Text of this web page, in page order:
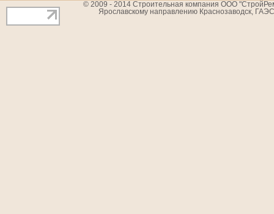
© 2009 - 2014 Строительная компания ООО
Ярославскому направлению Краснозаводск,